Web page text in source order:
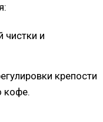
чистки и
крепости
кофе.